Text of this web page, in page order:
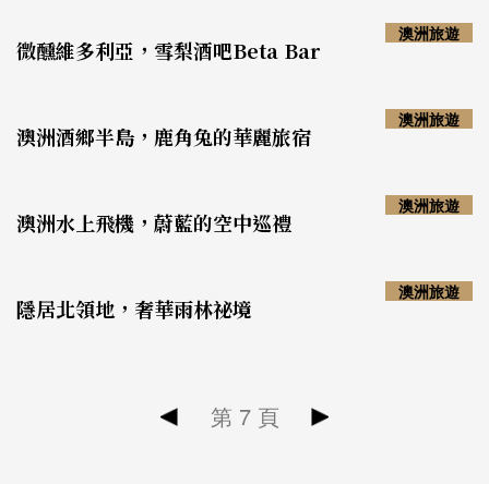
微醺維多利亞，雪梨酒吧Beta Bar
澳洲旅遊
澳洲酒鄉半島，鹿角兔的華麗旅宿
澳洲旅遊
澳洲水上飛機，蔚藍的空中巡禮
澳洲旅遊
隱居北領地，奢華雨林祕境
澳洲旅遊
第 7 頁